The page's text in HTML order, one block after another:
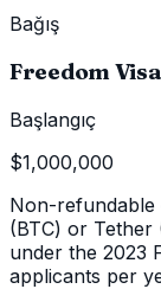
Bağış
Freedom
Başlangıç
$1,000,000
Non-
(BTC) or Tether
under the 2023
applicants per